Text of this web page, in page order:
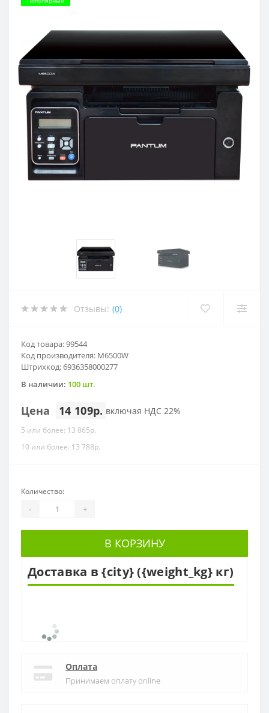
Отзывы: (0)
Код товара: 99544
Код производителя: M6500W
Штрихкод: 6936358000277
В наличии: 100 шт.
Цена 14 109р. включая НДС 22%
5 или более: 13 865р.
10 или более: 13 788р.
Количество:
- +
В КОРЗИНУ
Доставка в {city} ({weight_kg} кг)
Оплата
Принимаем оплату online